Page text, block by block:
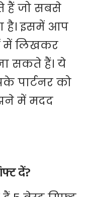
हैं जो सबसे
है। इसमें आप
में लिखकर
सकते हैं। ये
पार्टनर को
में मदद
दें?